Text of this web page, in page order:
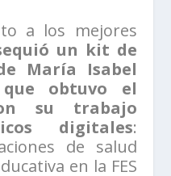
a los mejores
un kit de
María Isabel
que obtuvo el
su trabajo
digitales:
de salud
en la FES